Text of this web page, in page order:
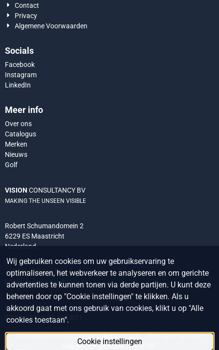
Contact
Privacy
Algemene Voorwaarden
Socials
Facebook
Instagram
LinkedIn
Meer info
Over ons
Catalogus
Merken
Nieuws
Golf
VISION CONSULTANCY BV
MAKING THE UNSEEN VISIBLE
Robert Schumandomein 2
6229 ES Maastricht
Nederland
+31 (0) 438 522 651
info@vision-consultancy.nl
Kvk 14076927
BTW NL8118.84.296.B01
We verkopen enkel aan de zakelijke markt. Alle prijzen op deze
website zijn exclusief 21% BTW.
Wij gebruiken cookies om uw gebruikservaring te
optimaliseren, het webverkeer te analyseren en om gerichte
advertenties te kunnen tonen via derde partijen. U kunt deze
beheren door op "Cookie instellingen" te klikken. Als u
akkoord gaat met ons gebruik van cookies, klikt u op "Alle
cookies toestaan".
Cookie instellingen